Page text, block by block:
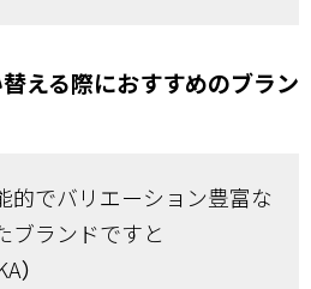
える際におすすめのブラン
的でバリエーション豊富な
ブランドですと
）